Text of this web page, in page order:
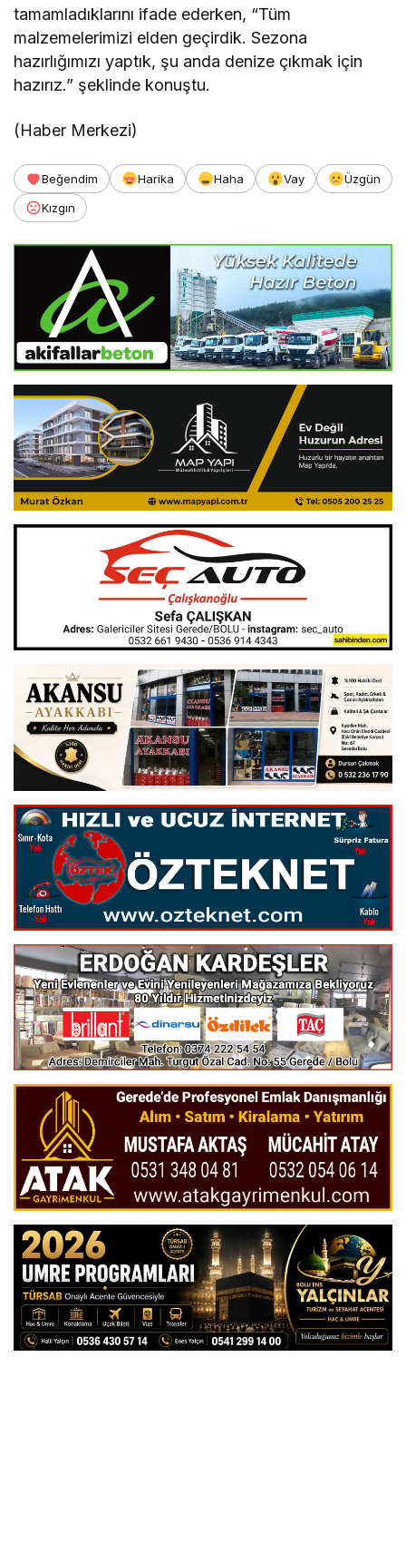
tamamladıklarını ifade ederken, “Tüm
malzemelerimizi elden geçirdik. Sezona
hazırlığımızı yaptık, şu anda denize çıkmak için
hazırız.” şeklinde konuştu.
(Haber Merkezi)
Beğendim Harika Haha Vay
Üzgün
Kızgın